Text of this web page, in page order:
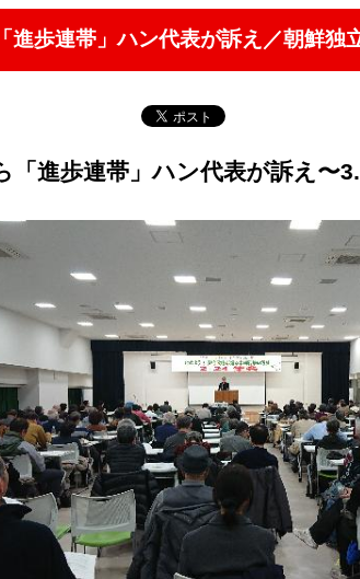
進歩連帯」ハン代表が訴え／朝鮮独
「進歩連帯」ハン代表が訴え〜